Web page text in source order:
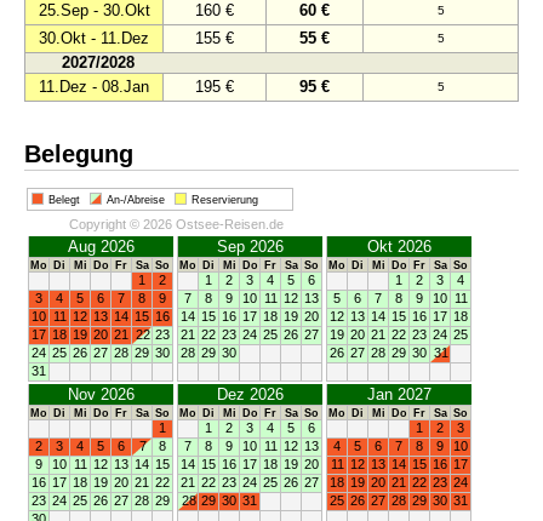
25.Sep - 30.Okt 160 € 60 € 5
30.Okt - 11.Dez 155 € 55 € 5
2027/2028
11.Dez - 08.Jan
195 € 95 € 5
Belegung
Belegt An-/Abreise Reservierung
Copyright © 2026 Ostsee-Reisen.de
Aug 2026
Mo Di Mi Do Fr Sa So
1
2
3
4 5 6 7 8
9
10 11 12 13 14 15 16
17 18 19 20 21 22 23
24 25 26 27 28 29 30
31
Sep 2026
Mo Di Mi Do Fr Sa So
1 2 3 4 5
6
7
8 9 10 11 12 13
14 15 16 17 18 19 20
21 22 23 24 25 26 27
28 29 30
Okt 2026
Mo Di Mi Do Fr Sa So
1 2 3
4
5
6 7 8 9 10 11
12 13 14 15 16 17 18
19 20 21 22 23 24 25
26 27 28 29 30 31
Nov 2026
Mo Di Mi Do Fr Sa So
1
2
3 4 5 6 7
8
9
10 11 12 13 14 15
16 17 18 19 20 21 22
23 24 25 26 27 28 29
Dez 2026
Mo Di Mi Do Fr Sa So
1 2 3 4 5
6
7
8 9 10 11 12 13
14 15 16 17 18 19 20
21 22 23 24 25 26 27
28 29 30 31
Jan 2027
Mo Di Mi Do Fr Sa So
1 2
3
4
5 6 7 8 9
10
11 12 13 14 15 16 17
18 19 20 21 22 23 24
25 26 27 28 29 30 31